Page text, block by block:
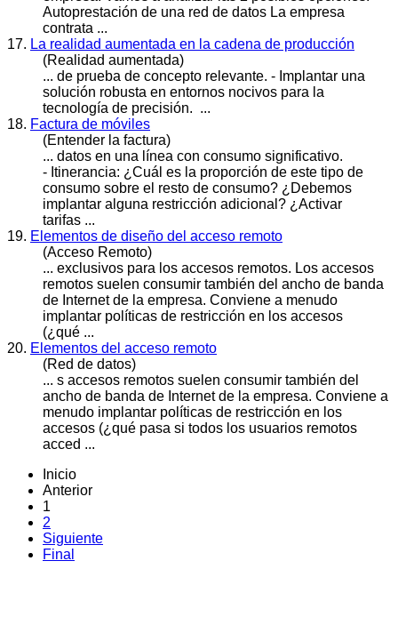
Autoprestación de una red de datos La empresa
contrata ...
17. La realidad aumentada en la cadena de producción
(Realidad aumentada)
... de prueba de concepto relevante. - Implantar una
solución robusta en entornos nocivos para la
tecnología de precisión. ...
18. Factura de móviles
(Entender la factura)
... datos en una línea con consumo significativo.
- Itinerancia: ¿Cuál es la proporción de este tipo de
consumo sobre el resto de consumo? ¿Debemos
implantar alguna restricción adicional? ¿Activar
tarifas ...
19. Elementos de diseño del acceso remoto
(Acceso Remoto)
... exclusivos para los accesos remotos. Los accesos
remotos suelen consumir también del ancho de banda
de Internet de la empresa. Conviene a menudo
implantar políticas de restricción en los accesos
(¿qué ...
20. Elementos del acceso remoto
(Red de datos)
... s accesos remotos suelen consumir también del
ancho de banda de Internet de la empresa. Conviene a
menudo implantar políticas de restricción en los
accesos (¿qué pasa si todos los usuarios remotos
acced ...
Inicio
Anterior
1
2
Siguiente
Final